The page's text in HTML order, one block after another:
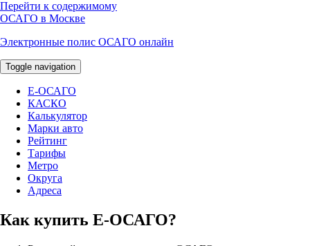
Перейти к содержимому
ОСАГО в Москве
Электронные полис ОСАГО онлайн
Toggle navigation
E-ОСАГО
КАСКО
Калькулятор
Марки авто
Рейтинг
Тарифы
Метро
Округа
Адреса
Как купить Е-ОСАГО?